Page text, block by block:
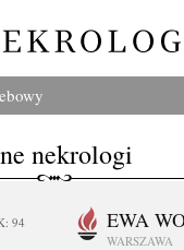
nekrologi
94
EWA
WARSZAWA